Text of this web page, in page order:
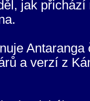
jak
a verzí z